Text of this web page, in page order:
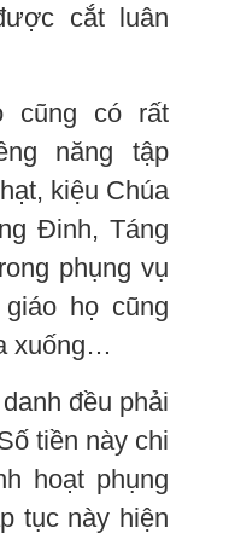
cắt luân
cũng có rất
năng tập
kiệu Chúa
Đinh, Táng
phụng vụ
họ cũng
xuống…
đều phải
tiền này chi
hoạt phụng
tục này hiện